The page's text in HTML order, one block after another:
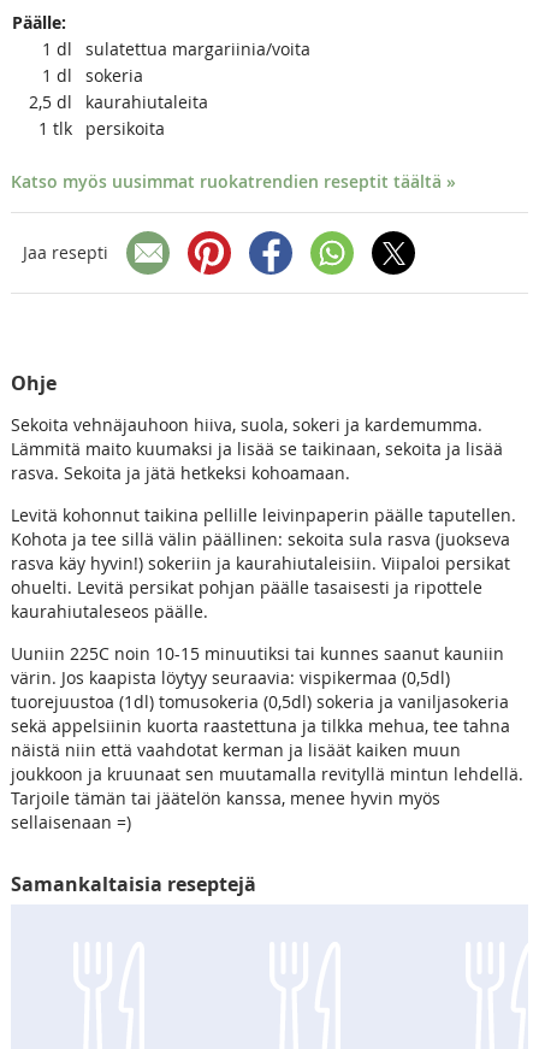
Päälle:
1 dl
sulatettua margariinia/voita
1 dl
sokeria
2,5 dl
kaurahiutaleita
1 tlk persikoita
Katso myös uusimmat ruokatrendien reseptit täältä »
Jaa resepti
Ohje
Sekoita vehnäjauhoon hiiva, suola, sokeri ja kardemumma.
Lämmitä maito kuumaksi ja lisää se taikinaan, sekoita ja lisää
rasva. Sekoita ja jätä hetkeksi kohoamaan.
Levitä kohonnut taikina pellille leivinpaperin päälle taputellen.
Kohota ja tee sillä välin päällinen: sekoita sula rasva (juokseva
rasva käy hyvin!) sokeriin ja kaurahiutaleisiin. Viipaloi persikat
ohuelti. Levitä persikat pohjan päälle tasaisesti ja ripottele
kaurahiutaleseos päälle.
Uuniin 225C noin 10-15 minuutiksi tai kunnes saanut kauniin
värin. Jos kaapista löytyy seuraavia: vispikermaa (0,5dl)
tuorejuustoa (1dl) tomusokeria (0,5dl) sokeria ja vaniljasokeria
sekä appelsiinin kuorta raastettuna ja tilkka mehua, tee tahna
näistä niin että vaahdotat kerman ja lisäät kaiken muun
joukkoon ja kruunaat sen muutamalla revityllä mintun lehdellä.
Tarjoile tämän tai jäätelön kanssa, menee hyvin myös
sellaisenaan =)
Samankaltaisia reseptejä